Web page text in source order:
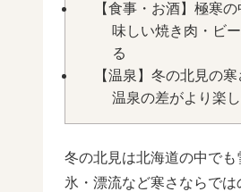
【食事・お酒】極寒
味しい焼き肉・ビ
る
【温泉】冬の北見の
温泉の差がより楽
冬の北見は北海道の中でも
氷・漂流など寒さならでは